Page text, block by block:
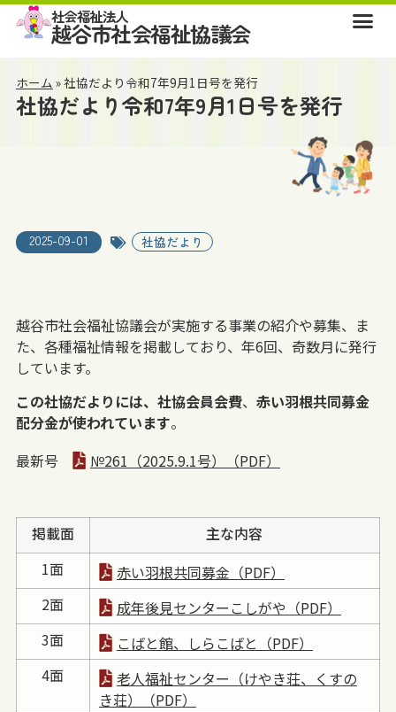
社会福祉法人
越谷市社会福祉協議会
ホーム »社協だより令和7年9月1日号を発行
社協だより令和7年9月1日号を発行
2025-09-01 社協だより
越谷市社会福祉協議会が実施する事業の紹介や募集、ま
た、各種福祉情報を掲載しており、年6回、奇数月に発行
しています。
この社協だよりには、社協会員会費、 赤い羽根共同募金
配分金が使われています。
最新号
№261（2025.9.1号）（PDF）
掲載面
主な内容
1面
赤い羽根共同募金（PDF）
2面
成年後見センターこしがや（PDF）
3面
こばと館、しらこばと（PDF）
4面
老人福祉センター（けやき荘、くすの
き荘）（PDF）